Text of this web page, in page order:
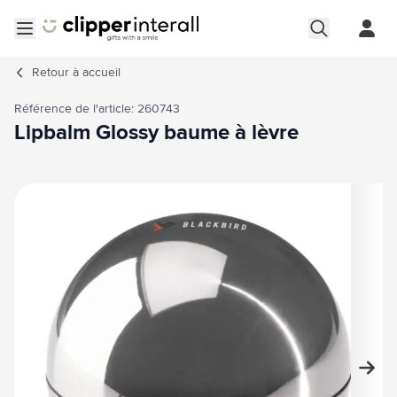
Retour à accueil
Référence de l'article: 260743
Lipbalm Glossy baume à lèvre